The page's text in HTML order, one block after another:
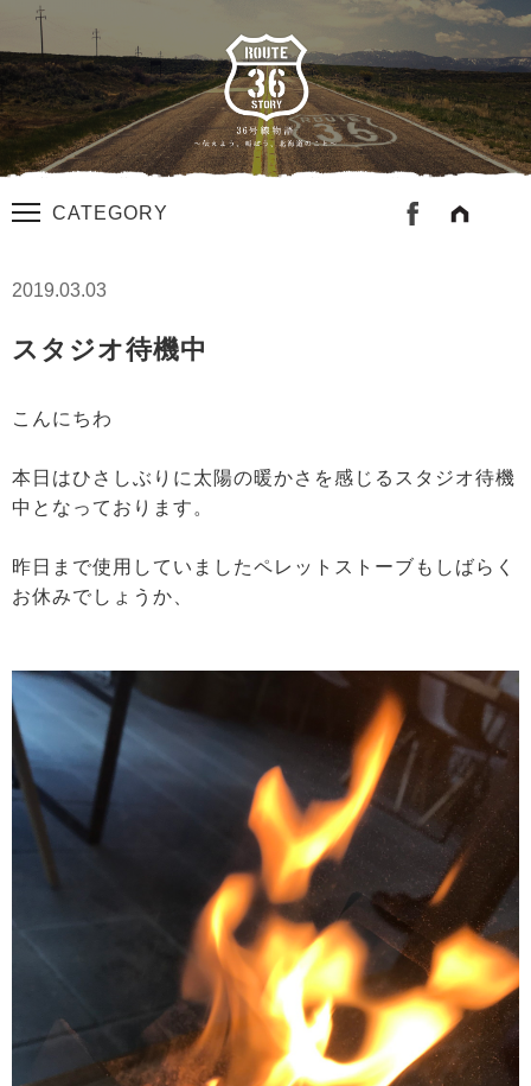
CATEGORY
2019.03.03
スタジオ待機中
こんにちわ
本日はひさしぶりに太陽の暖かさを感じるスタジオ待機
中となっております。
昨日まで使用していましたペレットストーブもしばらく
お休みでしょうか、